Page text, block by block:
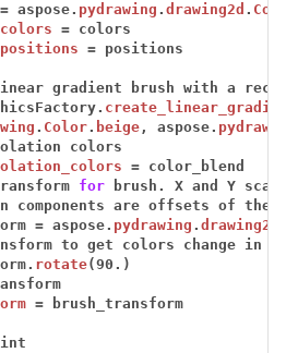
= aspose. pydrawing .drawing2d .
colors = colors
positions = positions
gradient brush with a
. Color. beige , aspose.
colors
= color_blend
for brush. X and Y
components are offsets of the
= aspose. pydrawing .drawing2d
to get colors change in
rotate(90.)
=
brush_transform